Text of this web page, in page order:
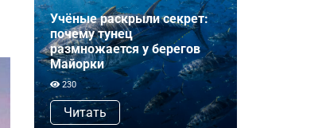
Учёные раскрыли секрет:
почему тунец
размножается у берегов
Майорки
230
Читать